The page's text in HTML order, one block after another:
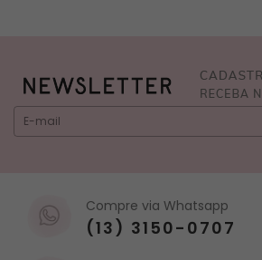
Compre via Whatsapp
(13) 3150-0707